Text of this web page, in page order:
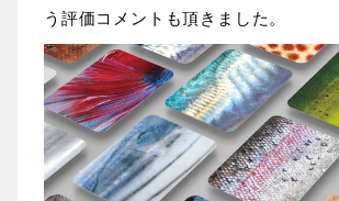
う評価コメントも頂きました。